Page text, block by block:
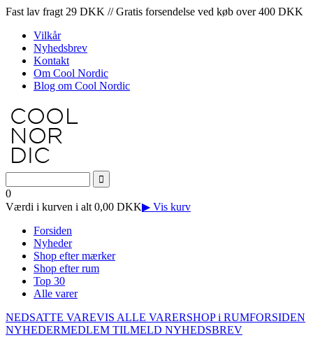
Fast lav fragt 29 DKK // Gratis forsendelse ved køb over 400 DKK
Vilkår
Nyhedsbrev
Kontakt
Om Cool Nordic
Blog om Cool Nordic
0
Værdi i kurven i alt 0,00 DKK▶ Vis kurv
Forsiden
Nyheder
Shop efter mærker
Shop efter rum
Top 30
Alle varer
NEDSATTE VAREVIS ALLE VARERSHOP i RUMFORSIDEN
NYHEDERMEDLEM TILMELD NYHEDSBREV